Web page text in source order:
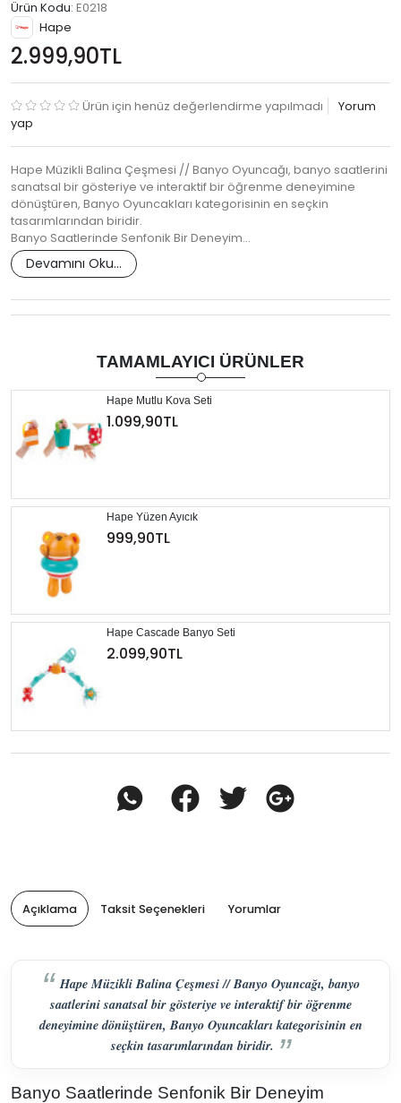
Ürün Kodu: E0218
Hape
2.999,90TL
Ürün için henüz değerlendirme yapılmadı
Yorum
yap
Hape Müzikli Balina Çeşmesi // Banyo Oyuncağı, banyo saatlerini
sanatsal bir gösteriye ve interaktif bir öğrenme deneyimine
dönüştüren, Banyo Oyuncakları kategorisinin en seçkin
tasarımlarından biridir.
Banyo Saatlerinde Senfonik Bir Deneyim…
Devamını Oku...
TAMAMLAYICI ÜRÜNLER
Hape Mutlu Kova Seti
1.099,90TL
Hape Yüzen Ayıcık
999,90TL
Hape Cascade Banyo Seti
2.099,90TL
Açıklama Taksit Seçenekleri Yorumlar
Hape Müzikli Balina Çeşmesi // Banyo Oyuncağı, banyo
saatlerini sanatsal bir gösteriye ve interaktif bir öğrenme
deneyimine dönüştüren, Banyo Oyuncakları kategorisinin en
seçkin tasarımlarından biridir.
Banyo Saatlerinde Senfonik Bir Deneyim